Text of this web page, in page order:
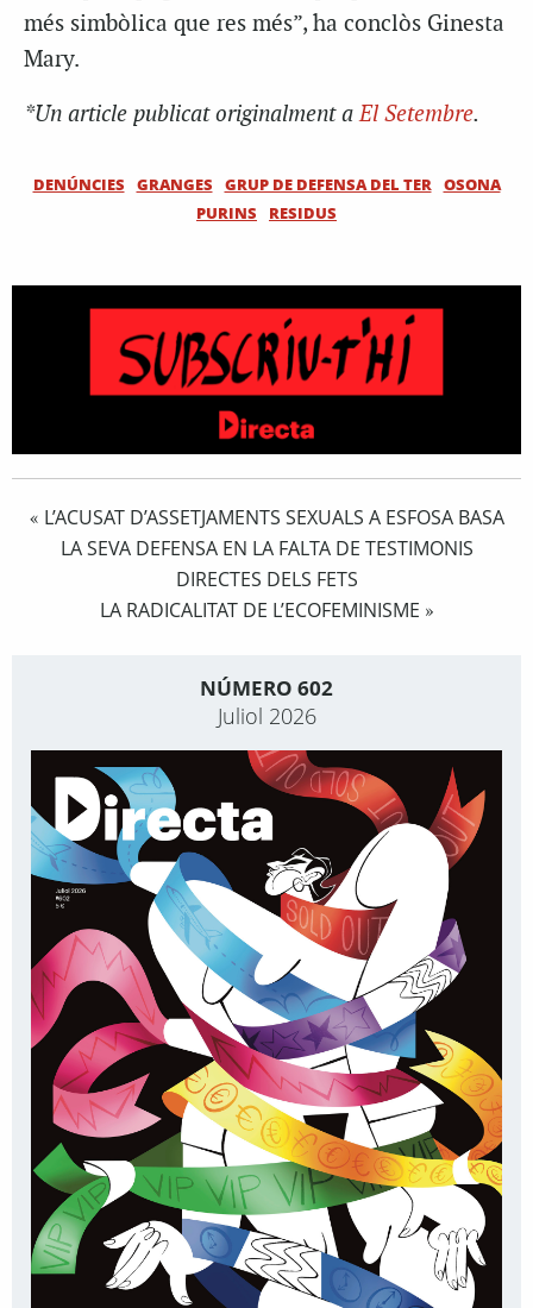
més simbòlica que res més”, ha conclòs Ginesta
Mary.
*Un article publicat originalment aEl Setembre.
DENÚNCIES GRANGES GRUP DE DEFENSA DEL TER
OSONA
PURINS
RESIDUS
« L’ACUSAT D’ASSETJAMENTS SEXUALS A ESFOSA BASA
LA SEVA DEFENSA EN LA FALTA DE TESTIMONIS
DIRECTES DELS FETS
LA RADICALITAT DE L’ECOFEMINISME »
NÚMERO 602
Juliol 2026